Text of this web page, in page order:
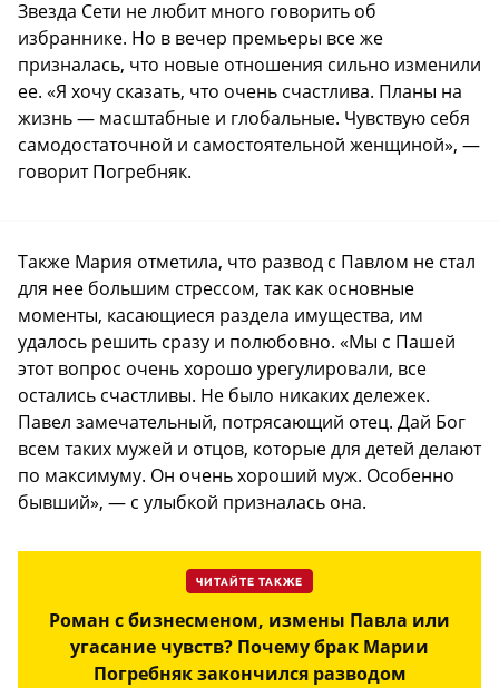
Звезда Сети не любит много говорить об
избраннике. Но в вечер премьеры все же
призналась, что новые отношения сильно изменили
ее. «Я хочу сказать, что очень счастлива. Планы на
жизнь — масштабные и глобальные. Чувствую себя
самодостаточной и самостоятельной женщиной», —
говорит Погребняк.
Также Мария отметила, что развод с Павлом не стал
для нее большим стрессом, так как основные
моменты, касающиеся раздела имущества, им
удалось решить сразу и полюбовно. «Мы с Пашей
этот вопрос очень хорошо урегулировали, все
остались счастливы. Не было никаких дележек.
Павел замечательный, потрясающий отец. Дай Бог
всем таких мужей и отцов, которые для детей делают
по максимуму. Он очень хороший муж. Особенно
бывший», — с улыбкой призналась она.
ЧИТАЙТЕ ТАКЖЕ
Роман с бизнесменом, измены Павла или
угасание чувств? Почему брак Марии
Погребняк закончился разводом